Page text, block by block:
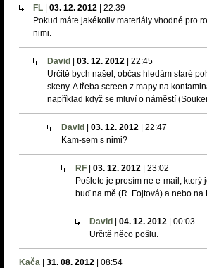
FL 03. 12. 2012 22:39
Pokud máte jakékoliv materiály vhodné pro
nimi.
David 03. 12. 2012 22:45
Určitě bych našel, občas hledám staré
skeny. A třeba screen z mapy na
například když se mluví o náměstí
David 03. 12. 2012 22:47
Kam-sem s nimi?
RF 03. 12. 2012 23:02
Pošlete je prosím ne e-mail,
buď na mě (R. Fojtová) a nebo na
David 04. 12. 2012 00:03
Určitě něco pošlu.
Kača 31. 08. 2012 08:54